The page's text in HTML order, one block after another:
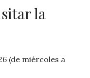
la
(de miércoles a